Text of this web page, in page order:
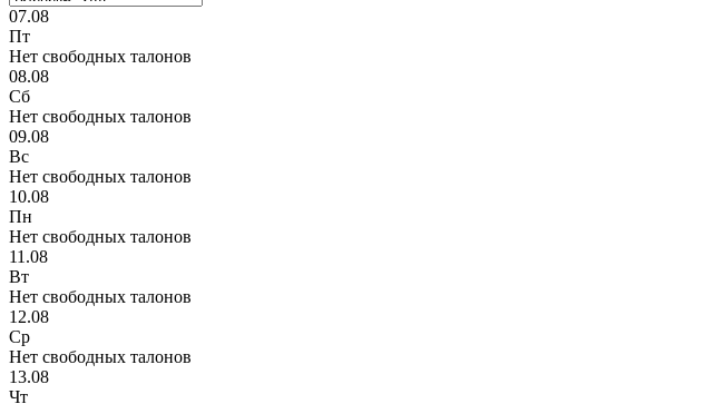
07.08
Пт
Нет свободных талонов
08.08
Сб
Нет свободных талонов
09.08
Вс
Нет свободных талонов
10.08
Пн
Нет свободных талонов
11.08
Вт
Нет свободных талонов
12.08
Ср
Нет свободных талонов
13.08
Чт